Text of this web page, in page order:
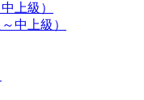
上級）
中上級）